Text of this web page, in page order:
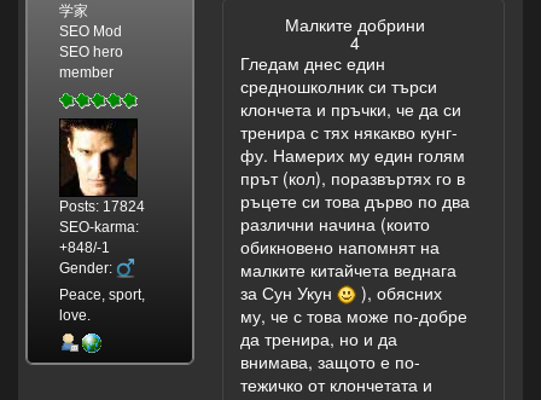
学家
SEO Mod
SEO hero
member
Posts: 17824
SEO-karma:
+848/-1
Gender:
Peace, sport,
love.
Малките добрини
4
Гледам днес един
средношколник си търси
клончета и пръчки, че да си
тренира с тях някакво кунг-
фу. Намерих му един голям
прът (кол), поразвъртях го в
ръцете си това дърво по два
различни начина (които
обикновено напомнят на
малките китайчета веднага
за Сун Укун
), обясних
му, че с това може по-добре
да тренира, но и да
внимава, защото е по-
тежичко от клончетата и